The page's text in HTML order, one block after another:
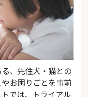
、先住犬・猫との
お困りごとを事前
では、トライアル